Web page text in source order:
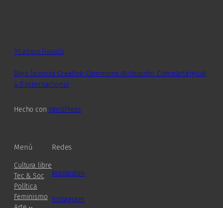
Mariana Fossatti
Bajo licencia Creative Commons Atribución Compartirigual
4.0 Internacional
Hecho con WordPress
Menú
Cultura libre
Tec & Soc
Política
Feminismo
Redes
Mastodon
Instagram